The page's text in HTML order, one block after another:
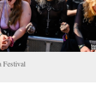
Festival